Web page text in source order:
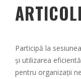
Participă la
și utilizarea
pentru organizații